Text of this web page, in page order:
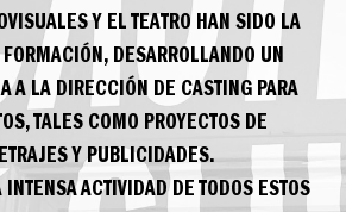
Y EL TEATRO HAN SIDO LA
DESARROLLANDO UN
A LA DIRECCIÓN DE CASTING PARA
TALES COMO PROYECTOS DE
Y PUBLICIDADES.
INTENSA ACTIVIDAD DE TODOS ESTOS